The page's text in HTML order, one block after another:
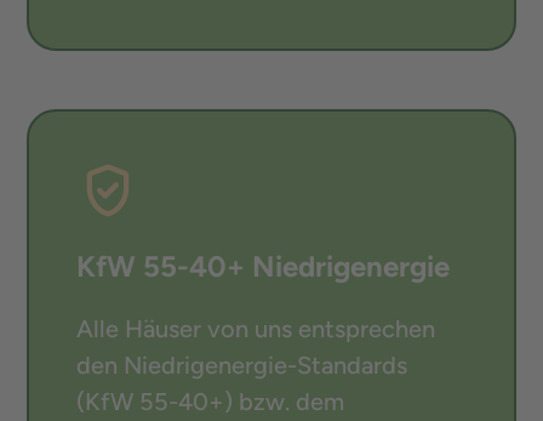
KfW 55-40+ Niedrigenergie
Alle Häuser von uns entsprechen
den Niedrigenergie-Standards
(KfW 55-40+) bzw. dem